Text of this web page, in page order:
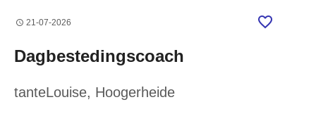
21-07-2026
Dagbestedingscoach
tanteLouise, Hoogerheide